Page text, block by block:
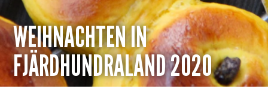
WEIHNACHTEN IN
FJÄRDHUNDRALAND 2020